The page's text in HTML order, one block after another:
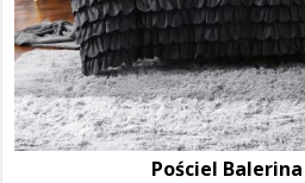
Pościel Balerina